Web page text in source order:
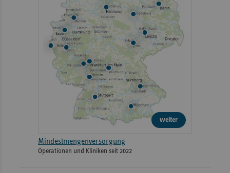
weiter
Mindestmengenversorgung
Operationen und Kliniken seit 2022